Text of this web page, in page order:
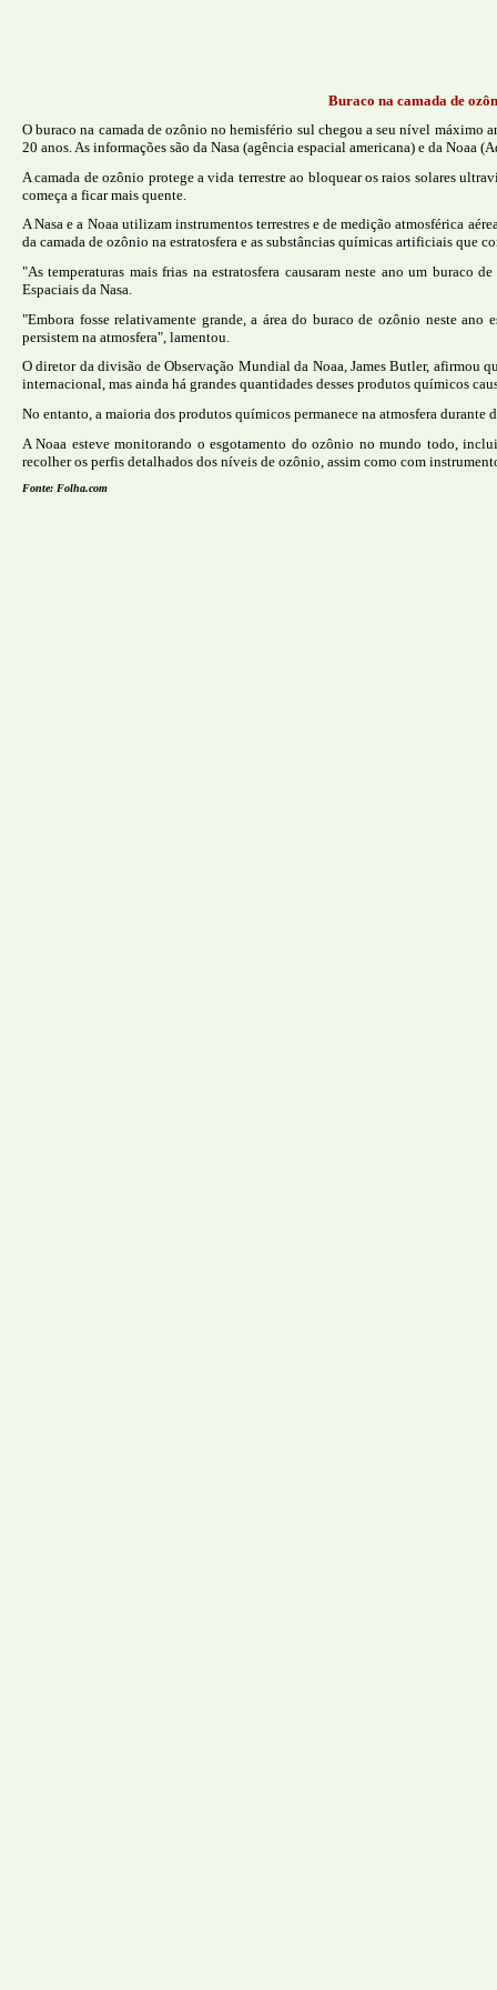
Buraco na camada de
O buraco na camada de ozônio no hemisfério sul chegou a seu nível máximo
20 anos. As informações são da Nasa (agência espacial americana) e da Noaa
A camada de ozônio protege a vida terrestre ao bloquear os raios solares
começa a ficar mais quente.
A Nasa e a Noaa utilizam instrumentos terrestres e de medição atmosférica
da camada de ozônio na estratosfera e as substâncias químicas artificiais que
"As temperaturas mais frias na estratosfera causaram neste ano um buraco
Espaciais da Nasa.
"Embora fosse relativamente grande, a área do buraco de ozônio neste
persistem na atmosfera", lamentou.
O diretor da divisão de Observação Mundial da Noaa, James Butler, afirmou
internacional, mas ainda há grandes quantidades desses produtos químicos
No entanto, a maioria dos produtos químicos permanece na atmosfera durante
A Noaa esteve monitorando o esgotamento do ozônio no mundo todo,
recolher os perfis detalhados dos níveis de ozônio, assim como com
Fonte: Folha.com